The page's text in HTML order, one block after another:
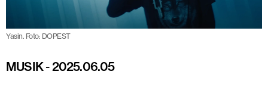
Yasin. Foto: DOPEST
MUSIK-2025.06.05